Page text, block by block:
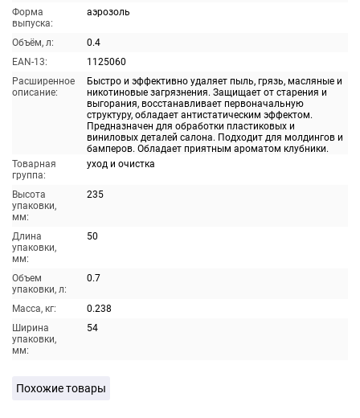
Форма
выпуска:
аэрозоль
Объём, л:
0.4
EAN-13:
1125060
Расширенное
описание:
Быстро и эффективно удаляет пыль, грязь, масляные и
никотиновые загрязнения. Защищает от старения и
выгорания, восстанавливает первоначальную
структуру, обладает антистатическим эффектом.
Предназначен для обработки пластиковых и
виниловых деталей салона. Подходит для молдингов и
бамперов. Обладает приятным ароматом клубники.
Товарная
группа:
уход и очистка
Высота
упаковки,
мм:
235
Длина
упаковки,
мм:
50
Объем
упаковки, л:
0.7
Масса, кг:
0.238
Ширина
упаковки,
мм:
54
Похожие товары